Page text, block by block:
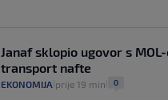
intervencije"
Analitičar o Mostu: Oni su u
poziciji i imaju drugog
bravara u povijesti Hrvatske
30. srp.
Janaf sklopio ugovor s
transport nafte
EKONOMIJA prije 19 min 0